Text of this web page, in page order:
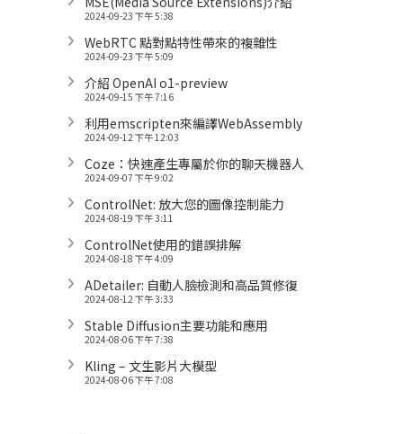
2024-09-23 下午 5:38
WebRTC 點對點特性帶來的複雜性
2024-09-23 下午 5:09
介紹 OpenAI o1-preview
2024-09-15 下午 7:16
利用emscripten來編譯WebAssembly
2024-09-12 下午 12:03
Coze：快速產生專屬於你的聊天機器人
2024-09-07 下午 9:02
ControlNet: 放大您的圖像控制能力
2024-08-19 下午 3:11
ControlNet使用的錯誤排解
2024-08-18 下午 4:09
ADetailer: 自動人臉檢測和高品質修復
2024-08-12 下午 3:33
Stable Diffusion主要功能和應用
2024-08-06 下午 7:38
Kling – 文生影片大模型
2024-08-06 下午 7:08